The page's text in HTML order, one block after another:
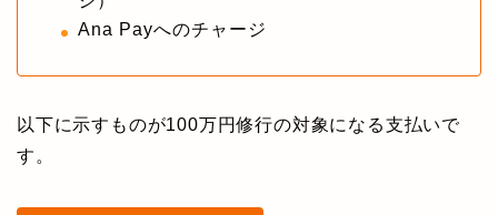
Ana Payへのチャージ
以下に示すものが100万円修行の対象になる支払いで
す。